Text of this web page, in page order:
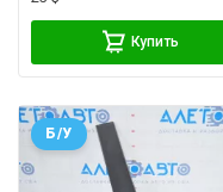
Купить
Б/У